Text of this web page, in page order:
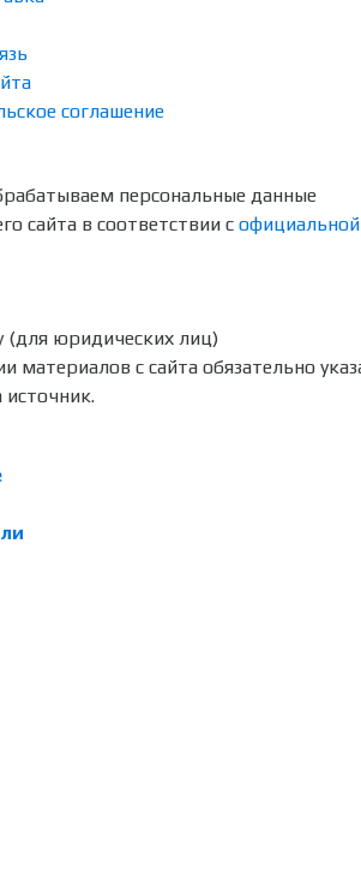
соглашение
персональные данные
сайта в соответствии с официальной
материалов с сайта обязательно